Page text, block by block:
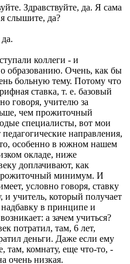
Здравствуйте, да. Я сама
слышите, да?
коллеги - и
образованию. Очень, как бы
больную тему. Потому что
ставка, т. е. базовый
говоря, учителю за
чем прожиточный
специалисты, вот мои
направления,
особенно в южном нашем
окладе, ниже
доплачивают, как
минимум. И
условно говоря, ставку
и учитель, который получает
в принципе и
а зачем учиться?
потратил, там, 6 лет,
деньги. Даже если ему
там, комнату, еще что-то, -
очень низкая.